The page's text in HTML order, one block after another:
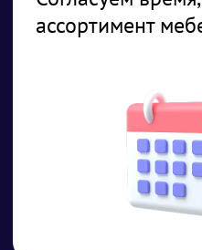
ассортимент